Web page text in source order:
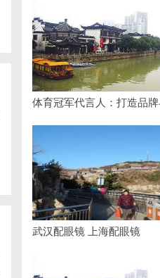
武汉配眼镜 上海配眼镜